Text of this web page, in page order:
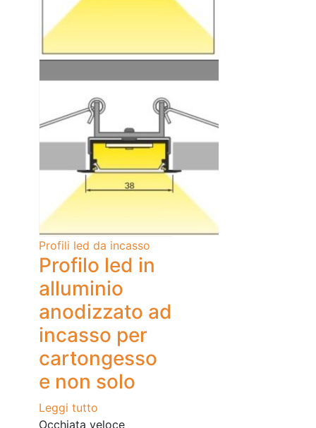
Profili led da incasso
Profilo led in
alluminio
anodizzato ad
incasso per
cartongesso
e non solo
Leggi tutto
Occhiata veloce